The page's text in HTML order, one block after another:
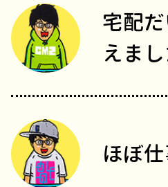
宅配
えまし
ほぼ